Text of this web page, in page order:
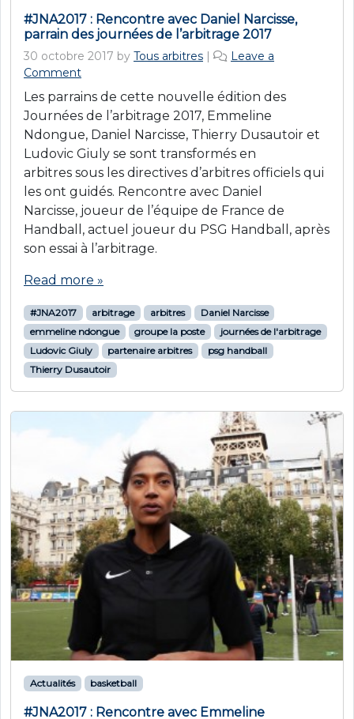
#JNA2017 : Rencontre avec Daniel Narcisse,
parrain des journées de l’arbitrage 2017
30 octobre 2017 by Tous arbitres |
Leave a
Comment
Les parrains de cette nouvelle édition des
Journées de l’arbitrage 2017, Emmeline
Ndongue, Daniel Narcisse, Thierry Dusautoir et
Ludovic Giuly se sont transformés en
arbitres sous les directives d’arbitres officiels qui
les ont guidés. Rencontre avec Daniel
Narcisse, joueur de l’équipe de France de
Handball, actuel joueur du PSG Handball, après
son essai à l’arbitrage.
Read more »
#JNA2017 arbitrage arbitres
Daniel Narcisse
emmeline ndongue
groupe la poste
journées de l'arbitrage
Ludovic Giuly
partenaire arbitres
psg handball
Thierry Dusautoir
Actualités basketball
#JNA2017 : Rencontre avec Emmeline